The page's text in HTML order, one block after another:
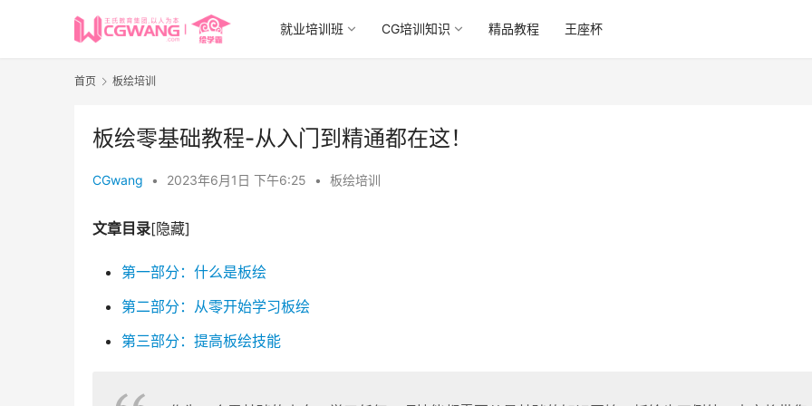
就业培训班 CG培训知识 精品教程 王座杯
首页 板绘培训
板绘零基础教程-从入门到精通都在这！
CGwang • 2023年6月1日 下午6:25 • 板绘培训
文章目录[隐藏]
第一部分：什么是板绘
第二部分：从零开始学习板绘
第三部分：提高板绘技能